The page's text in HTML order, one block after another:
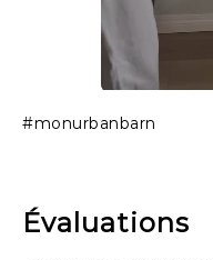
#monurbanbarn